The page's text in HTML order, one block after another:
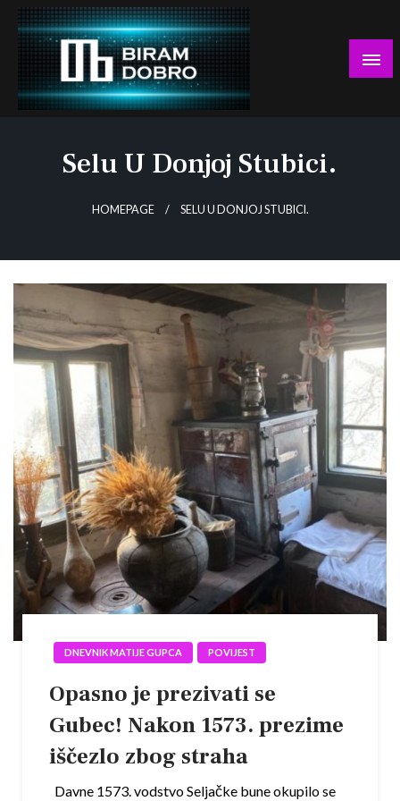
Skip
content
Selu U Donjoj Stubici.
HOMEPAGE SELU U DONJOJ STUBICI.
DNEVNIK MATIJE GUPCA POVIJEST
Opasno je prezivati se
Gubec! Nakon 1573. prezime
iščezlo zbog straha
Davne 1573. vodstvo Seljačke bune okupilo se